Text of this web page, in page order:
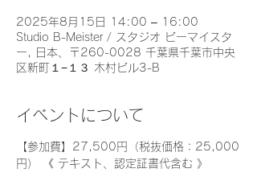
2025年8月15日 14:00 – 16:00
Studio B-Meister / スタジオ ビーマイスタ
ー, 日本、〒260-0028 千葉県千葉市中央
区新町１−１３ 木村ビル3-B
イベントについて
【参加費】27,500円（税抜価格：25,000
円） 《 テキスト、認定証書代含む 》